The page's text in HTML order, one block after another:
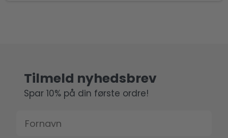
Tilmeld nyhedsbrev
Spar 10% på din første ordre!
Fornavn